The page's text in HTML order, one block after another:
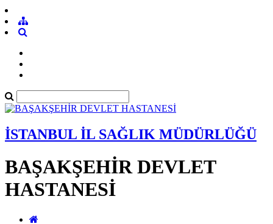
İSTANBUL İL SAĞLIK MÜDÜRLÜĞÜ
BAŞAKŞEHİR DEVLET
HASTANESİ